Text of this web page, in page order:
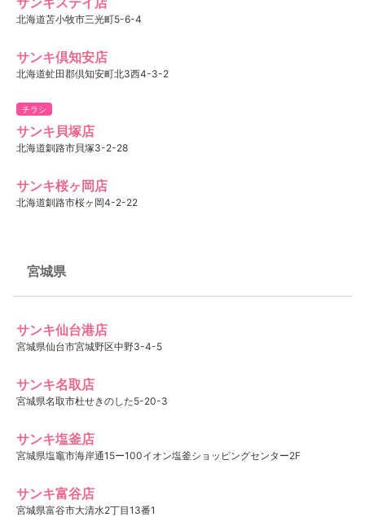
北海道苫小牧市三光町5-6-4
サンキ倶知安店
北海道虻田郡倶知安町北3西4-3-2
チラシ
サンキ貝塚店
北海道釧路市貝塚3-2-28
サンキ桜ヶ岡店
北海道釧路市桜ヶ岡4-2-22
宮城県
サンキ仙台港店
宮城県仙台市宮城野区中野3-4-5
サンキ名取店
宮城県名取市杜せきのした5-20-3
サンキ塩釜店
宮城県塩竈市海岸通15ー100イオン塩釜ショッピングセンター2F
サンキ富谷店
宮城県富谷市大清水2丁目13番1